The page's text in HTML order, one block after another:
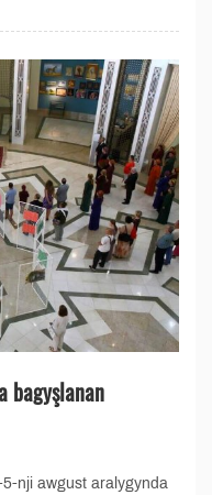
bagyşlanan
nji awgust aralygynda